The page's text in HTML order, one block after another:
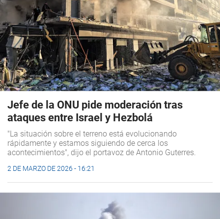
Jefe de la ONU pide moderación tras
ataques entre Israel y Hezbolá
"La situación sobre el terreno está evolucionando
rápidamente y estamos siguiendo de cerca los
acontecimientos", dijo el portavoz de Antonio Guterres.
2 DE MARZO DE 2026 - 16:21